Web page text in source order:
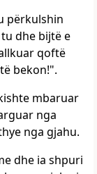
përkulshin
dhe bijtë e
qoftë
bekon!".
mbaruar
nga
nga gjahu.
dhe ia shpuri